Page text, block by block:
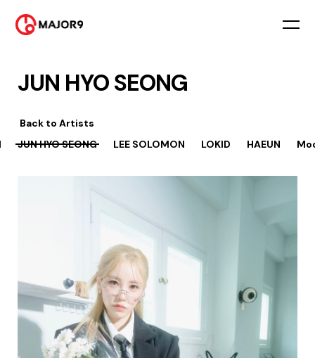
JUN HYO SEONG
Back to Artists
JUN HYO SEONG LEE SOLOMON LOKID HAEUN